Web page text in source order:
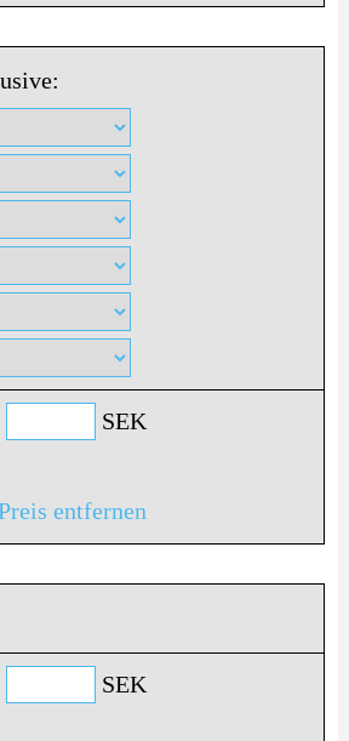
SEK
entfernen
SEK